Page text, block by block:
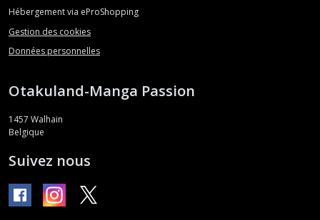
Hébergement via eProShopping
Gestion des cookies
Données personnelles
Otakuland-Manga Passion
1457 Walhain
Belgique
Suivez nous